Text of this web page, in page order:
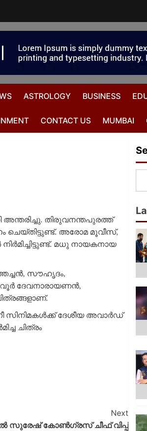
ASTROLOGY BUSINESS
CONTACT US MUMBAI
അന്തരിച്ചു. തിരുവനന്തപുരത്ത്
ചെയ്തിട്ടുണ്ട്. അരോമ മൂവീസ്,
മധു നായകനായ
സൗഹൃദം,
ദേവനാരായണൻ,
സിനിമകൾക്ക് ദേശീയ അവാർഡ്
ചിത്രം
Next
സുരേഷ് കോൺഗ്രസ് ചീഫ് വിപ്പ്